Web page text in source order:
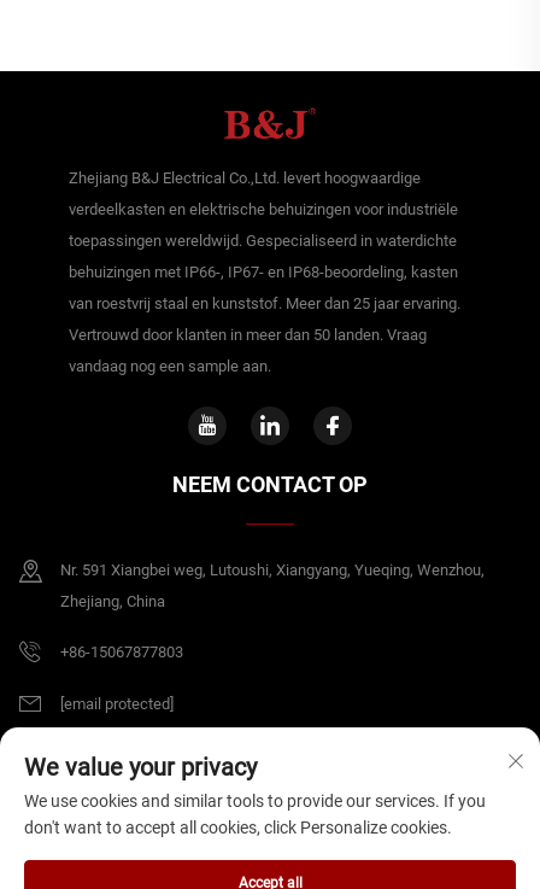
Zhejiang B&J Electrical Co.,Ltd. levert hoogwaardige
verdeelkasten en elektrische behuizingen voor industriële
toepassingen wereldwijd. Gespecialiseerd in waterdichte
behuizingen met IP66-, IP67- en IP68-beoordeling, kasten
van roestvrij staal en kunststof. Meer dan 25 jaar ervaring.
Vertrouwd door klanten in meer dan 50 landen. Vraag
vandaag nog een sample aan.
NEEM CONTACT OP
Nr. 591 Xiangbei weg, Lutoushi, Xiangyang, Yueqing, Wenzhou,
Zhejiang, China
+86-15067877803
[email protected]
Copyright © 2026 China Zhejiang B&J Electrical Co.,Ltd. Alle rechten
voorbehouden. Privacybeleid
We value your privacy
We use cookies and similar tools to provide our services. If you
don't want to accept all cookies, click Personalize cookies.
Accept all